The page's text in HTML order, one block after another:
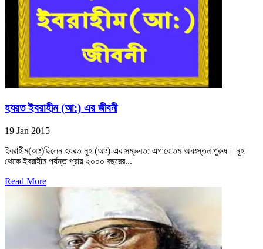
হযরত ইবরাহীম (আ:) এর জীবনী
19 Jan 2015
ইবরাহীম(আঃ)ছিলেন হযরত নূহ (আঃ)-এর সম্ভবত: এগারোতম অধঃস্তন পুরুষ। নূহ
থেকে ইবরাহীম পর্যন্ত প্রায় ২০০০ বছরের...
Read More